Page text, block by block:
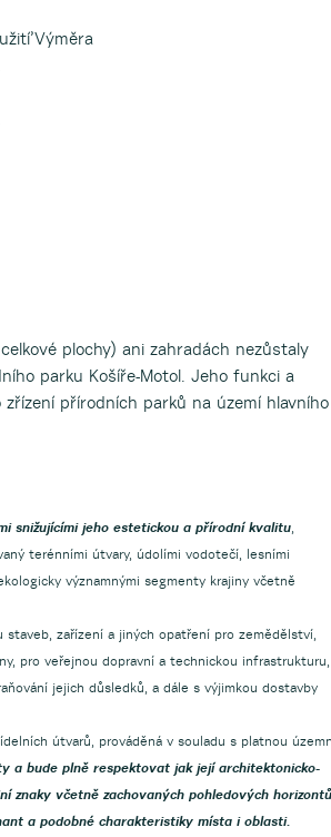
plochy) ani zahradách nezůstaly
parku Košíře-Motol. Jeho funkci a
zřízení přírodních parků na území hlavního
snižujícími jeho estetickou a přírodní kvalitu,
terénními útvary, údolími vodotečí, lesními
významnými segmenty krajiny včetně
staveb, zařízení a jiných opatření pro zemědělství,
pro veřejnou dopravní a technickou infrastrukturu,
jejich důsledků, a dále s výjimkou dostavby
útvarů, prováděná v souladu s platnou
a bude plně respektovat jak její architektonicko-
včetně zachovaných pohledových
a podobné charakteristiky místa i oblasti.